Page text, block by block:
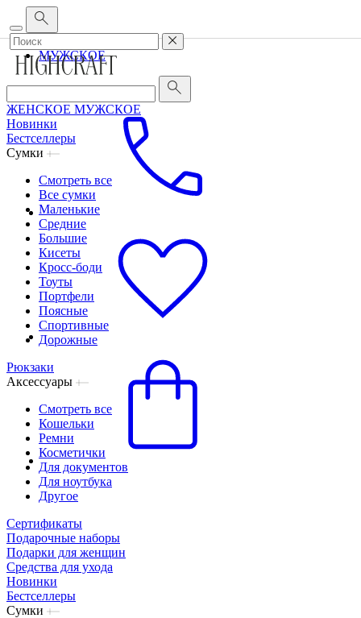
Корпоративным клиентам
ЖЕНСКОЕ
МУЖСКОЕ
ЖЕНСКОЕ МУЖСКОЕ
Новинки
Бестселлеры
Сумки
Смотреть все
Все сумки
Маленькие
Средние
Большие
Кисеты
Кросс-боди
Тоуты
Портфели
Поясные
Спортивные
Дорожные
Рюкзаки
Аксессуары
Смотреть все
Кошельки
Ремни
Косметички
Для документов
Для ноутбука
Другое
Сертификаты
Подарочные наборы
Подарки для женщин
Средства для ухода
Новинки
Бестселлеры
Сумки